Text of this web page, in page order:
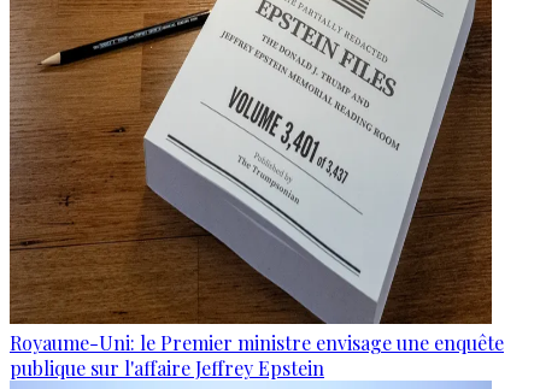
Royaume-Uni: le Premier ministre envisage une enquête
publique sur l'affaire Jeffrey Epstein